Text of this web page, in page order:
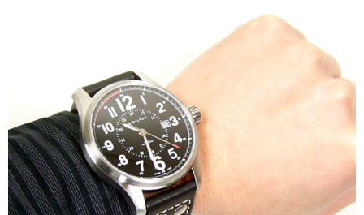
して軽量なボディなど、究極のフィールドで必要とされたベーシックなノウハウ
”カーキ オフィサーオートでは44mm径の大型ケースを採用。将校(Officer)の名を
冠したカーキの上級機種としてハミルトンのミリタリーDNAを引き継ぎつつも、
そのデザインはコンテンポラリーなテイストを漂わせる。